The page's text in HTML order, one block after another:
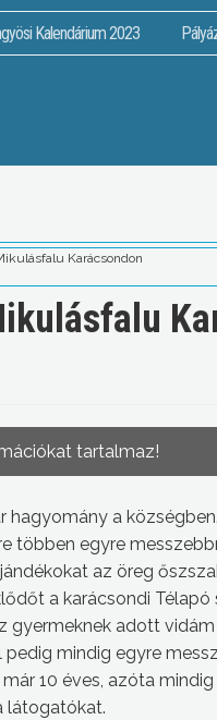
Kalendárium 2023
Karácsondon
tartalmaz!
a
többen egyre
az öreg
a karácsondi Télapó
gyermeknek adott
pedig mindig egyre
10 éves, azóta
látogatókat.